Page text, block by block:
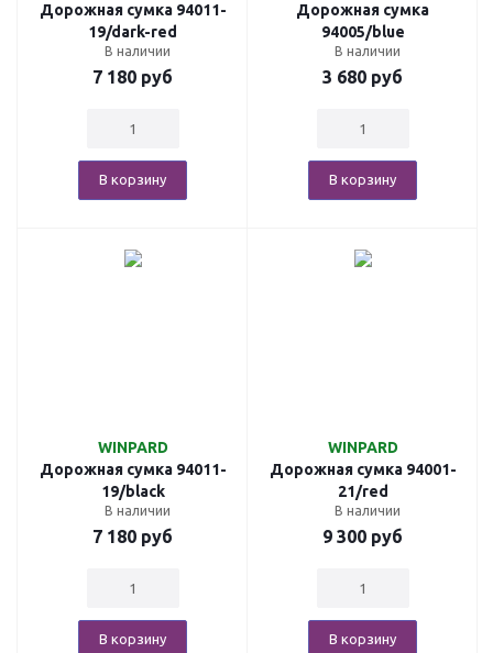
Дорожная сумка 94011-
19/dark-red
В наличии
7 180 руб
В корзину
Дорожная сумка
94005/blue
В наличии
3 680 руб
В корзину
WINPARD
Дорожная сумка 94011-
19/black
В наличии
7 180 руб
В корзину
WINPARD
Дорожная сумка 94001-
21/red
В наличии
9 300 руб
В корзину